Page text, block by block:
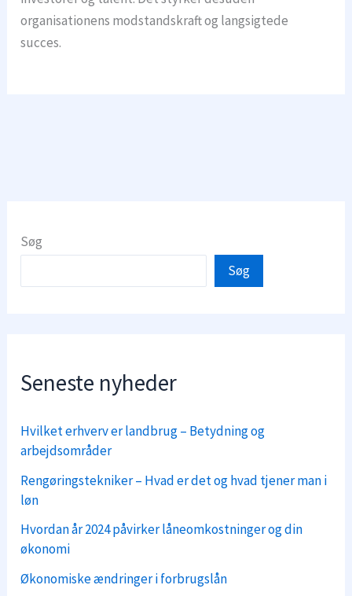
organisationens modstandskraft og langsigtede
succes.
Søg
Søg
Seneste nyheder
Hvilket erhverv er landbrug – Betydning og
arbejdsområder
Rengøringstekniker – Hvad er det og hvad tjener man i
løn
Hvordan år 2024 påvirker låneomkostninger og din
økonomi
Økonomiske ændringer i forbrugslån